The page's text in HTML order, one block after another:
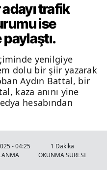
trafik
ise
yenilgiye
dolu bir şiir yazarak
Aydın Battal, bir
kaza anını yine
hesabından
- 04:25
1 Dakika
OKUNMA SÜRESİ